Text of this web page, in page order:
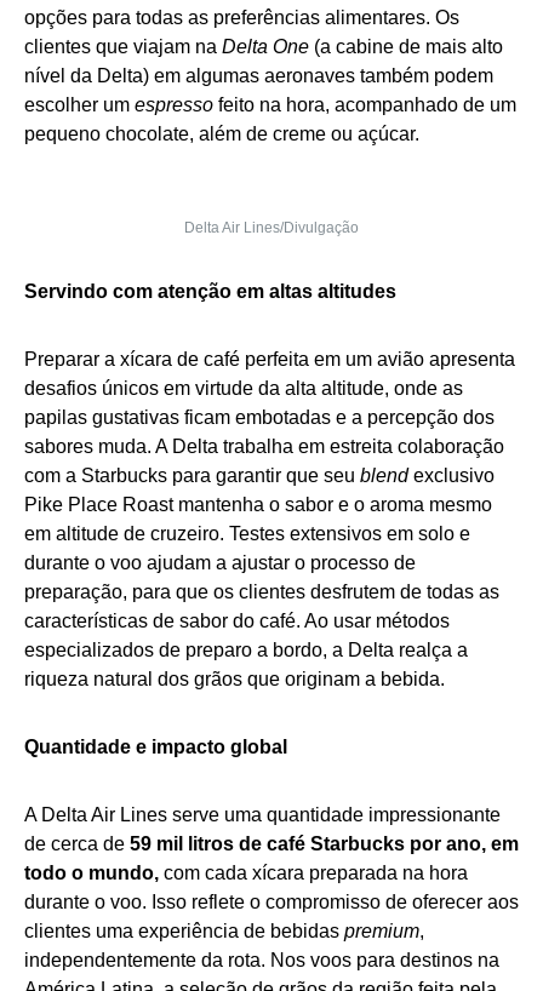
opções para todas as preferências alimentares. Os
clientes que viajam na Delta One (a cabine de mais alto
nível da Delta) em algumas aeronaves também podem
escolher um espresso feito na hora, acompanhado de um
pequeno chocolate, além de creme ou açúcar.
Delta Air Lines/Divulgação
Servindo com atenção em altas altitudes
Preparar a xícara de café perfeita em um avião apresenta
desafios únicos em virtude da alta altitude, onde as
papilas gustativas ficam embotadas e a percepção dos
sabores muda. A Delta trabalha em estreita colaboração
com a Starbucks para garantir que seu blendexclusivo
Pike Place Roast mantenha o sabor e o aroma mesmo
em altitude de cruzeiro. Testes extensivos em solo e
durante o voo ajudam a ajustar o processo de
preparação, para que os clientes desfrutem de todas as
características de sabor do café. Ao usar métodos
especializados de preparo a bordo, a Delta realça a
riqueza natural dos grãos que originam a bebida.
Quantidade e impacto global
A Delta Air Lines serve uma quantidade impressionante
de cerca de 59 mil litros de café Starbucks por ano, em
todo o mundo, com cada xícara preparada na hora
durante o voo. Isso reflete o compromisso de oferecer aos
clientes uma experiência de bebidas premium,
independentemente da rota. Nos voos para destinos na